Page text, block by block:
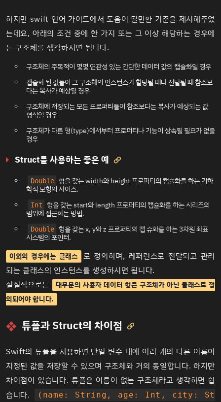
하지만 swift 언어 가이드에서 도움이 될만한 기준을 제시해주었
는데요, 아래의 조건 중에 한 가지 또는 그 이상 해당하는 경우에
는 구조체를 생각하시면 됩니다.
구조체의 주목적이 몇몇 연관성 있는 간단한 데이터 값의 캡슐화일 경우
캡슐화 된 값들이 그 구조체의 인스턴스가 할당될 때나 전달될 때 참조보
다는 복사가 예상될 경우
구조체에 저장되는 모든 프로퍼티들이 참조보다는 복사가 예상되는 값
형식일 경우
구조체가 다른 형(type)에서부터 프로퍼티나 기능이 상속될 필요가 없을
경우
Struct를 사용하는 좋은 예 
Double 형을 갖는 width와 height 프로퍼티의 캡슐화를 하는 기하
학적 모형의 사이즈.
Int
형을 갖는 start와 length 프로퍼티의 캡슐화를 하는 시리즈의
범위에 접근하는 방법.
Double 형을 갖는 x, y와 z 프로퍼티의 캡 슈화를 하는 3차원 좌표
시스템의 포인터.
이외의 경우에는 클래스 로 정의하며, 레퍼런스로 전달되고 관리
되는 클래스의 인스턴스를 생성하시면 됩니다.
실질적으로는
대부분의 사용자 데이터 형은 구조체가 아닌 클래스로 정
의되어야 합니다.
튜플과 Struct의 차이점 
Swift의 튜플을 사용하면 단일 변수 내에 여러 개의 다른 이름이
지정된 값을 저장할 수 있으며 구조체와 거의 동일합니다. 하지만
차이점이 있습니다. 튜플은 이름이 없는 구조체라고 생각하면 쉽
습니다.
(name: String, age: Int, city: St